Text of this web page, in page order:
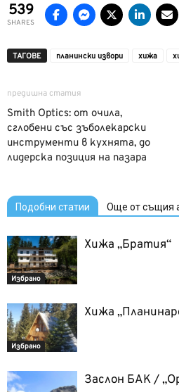
539
SHARES
ТАГОВЕ планински извори хижа
предишна статия
Smith Optics: от очила,
сглобени със зъболекарски
инструменти в кухнята, до
лидерска позиция на пазара
Подобни статии Още от същия
Избрано
Хижа „Братия“
Избрано
Хижа
Заслон БАК /